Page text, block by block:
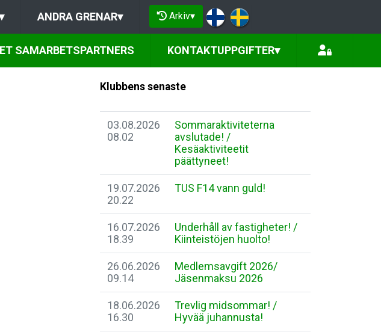
ANDRA GRENAR▾ Arkiv▾
SAMARBETSPARTNERS KONTAKTUPPGIFTER▾
Klubbens senaste
03.08.2026
08.02
Sommaraktiviteterna
avslutade! /
Kesäaktiviteetit
päättyneet!
19.07.2026
20.22
TUS F14 vann guld!
16.07.2026
18.39
Underhåll av fastigheter! /
Kiinteistöjen huolto!
26.06.2026
09.14
Medlemsavgift 2026/
Jäsenmaksu 2026
18.06.2026
16.30
Trevlig midsommar! /
Hyvää juhannusta!